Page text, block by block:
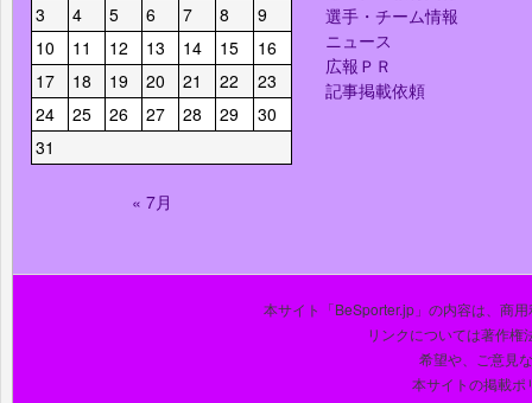
3
4 5 6 7 8
9
10
11 12 13 14 15
16
17
18 19 20 21 22
23
24
25 26 27 28 29
30
31
« 7月
選手・チーム情報
ニュース
広報ＰＲ
記事掲載依頼
本サイト「BeSporter.jp」の内容は、商
リンクについては著作権
希望や、ご意見
本サイトの掲載ポ